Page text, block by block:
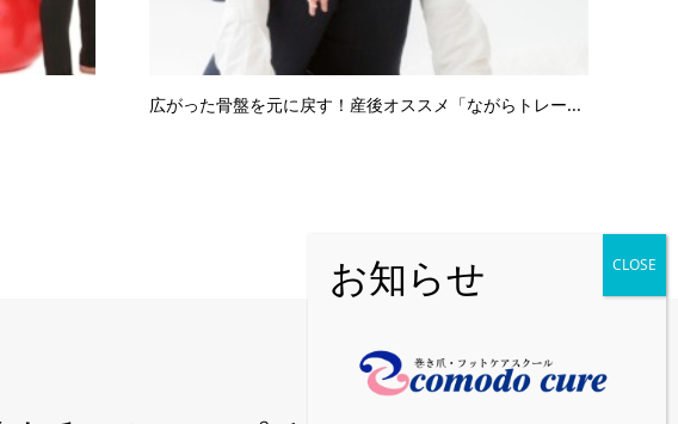
広がった骨盤を元に戻す！産後オススメ「ながらトレー...